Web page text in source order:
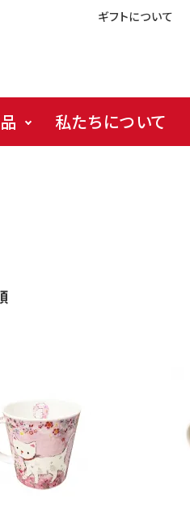
ギフトについて
私たちについて